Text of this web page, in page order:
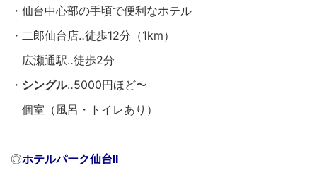
・仙台中心部の手頃で便利なホテル
・二郎仙台店‥徒歩12分（1km）
広瀬通駅‥徒歩2分
・ シングル‥5000円ほど〜
個室（風呂・トイレあり）
◎ホテルパーク仙台II